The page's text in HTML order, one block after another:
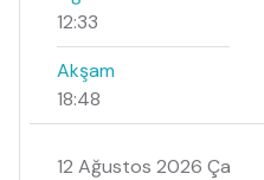
12:33
Akşam
18:48
12 Ağustos 2026 Ça